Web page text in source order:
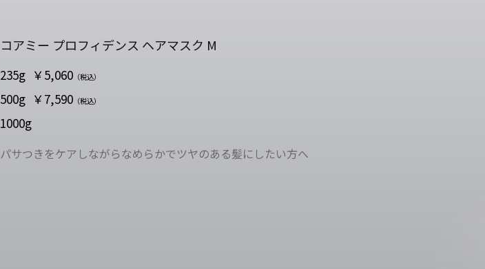
コアミー プロフィデンス ヘアマスク M
235g ￥5,060 （税込）
500g ￥7,590 （税込）
1000g
パサつきをケアしながらなめらかでツヤのある髪にしたい方へ